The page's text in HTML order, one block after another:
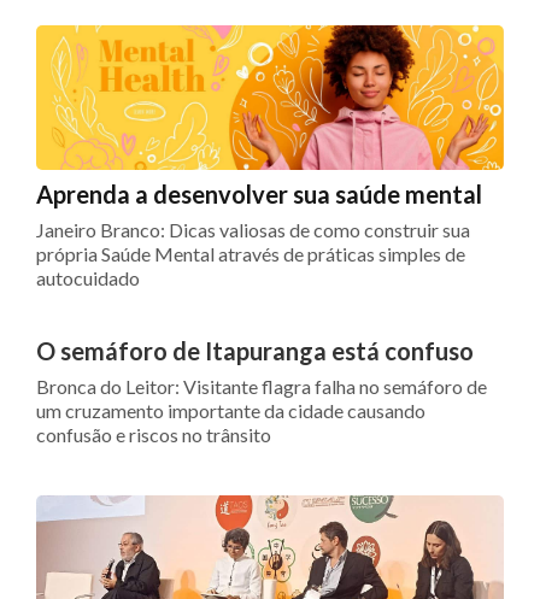
Aprenda a desenvolver sua saúde mental
Janeiro Branco: Dicas valiosas de como construir sua
própria Saúde Mental através de práticas simples de
autocuidado
O semáforo de Itapuranga está confuso
Bronca do Leitor: Visitante flagra falha no semáforo de
um cruzamento importante da cidade causando
confusão e riscos no trânsito